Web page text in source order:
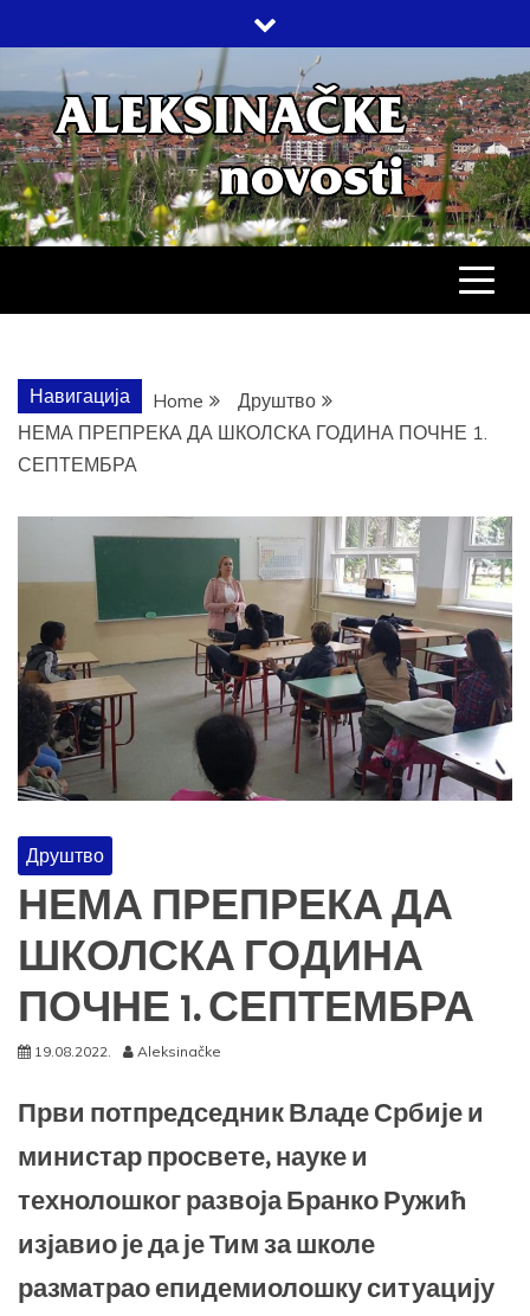
to
content
НОВОСТИ
ДРУШТВО, КУЛТУРА, ЕКОНОМИЈА,
СПОРТ, ПОСЛОВНИ ИМЕНИК,
Навигација Home
Друштво
НЕМА ПРЕПРЕКА ДА ШКОЛСКА ГОДИНА ПОЧНЕ 1.
СЕПТЕМБРА
Друштво
НЕМА ПРЕПРЕКА ДА
ШКОЛСКА ГОДИНА
ПОЧНЕ 1. СЕПТЕМБРА
19.08.2022. Aleksinačke
Први потпредседник Владе Србије и
министар просвете, науке и
технолошког развоја Бранко Ружић
изјавио је да је Тим за школе
разматрао епидемиолошку ситуацију